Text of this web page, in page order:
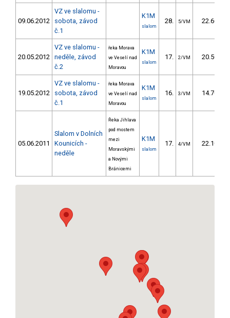
09.06.2012
VZ ve slalomu -
sobota, závod
č.1
K1M
slalom
28. 5/VM 22.60
20.05.2012
VZ ve slalomu -
neděle, závod
č.2
řeka Morava
ve Veselí nad
Moravou
K1M
slalom
17. 2/VM 20.50
19.05.2012
VZ ve slalomu -
sobota, závod
č.1
řeka Morava
ve Veselí nad
Moravou
K1M
slalom
16. 3/VM 14.70
05.06.2011
Slalom v Dolních
Kounicích -
neděle
Řeka Jihlava
pod mostem
mezi
Moravskými
a Novými
Bránicemi
K1M
slalom
17. 4/VM 22.10